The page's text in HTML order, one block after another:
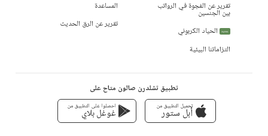
تقرير عن الفجوة في الرواتب
بين الجنسين
جديد
الحياد الكربوني
التزاماتنا البيئية
المساعدة
تقرير عن الرق الحديث
تطبيق تشلدرن صالون متاح على
تحميل التطبيق من
أبل ستور
احصلوا على التطبيق من
غوغل بلاي